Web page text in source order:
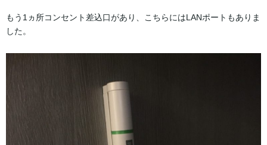
もう1ヵ所コンセント差込口があり、こちらにはLANポートもありま
した。